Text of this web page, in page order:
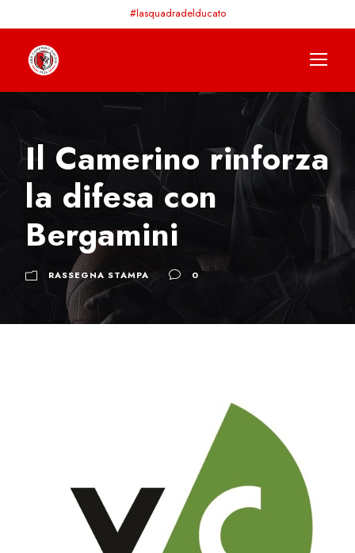
#lasquadradelducato
Il Camerino rinforza
la difesa con
Bergamini
RASSEGNA STAMPA 0